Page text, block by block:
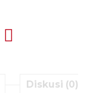
Diskusi (0)